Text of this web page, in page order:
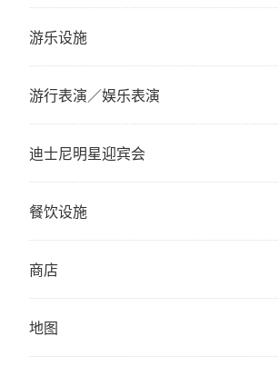
游乐设施
游行表演／娱乐表演
迪士尼明星迎宾会
餐饮设施
商店
地图